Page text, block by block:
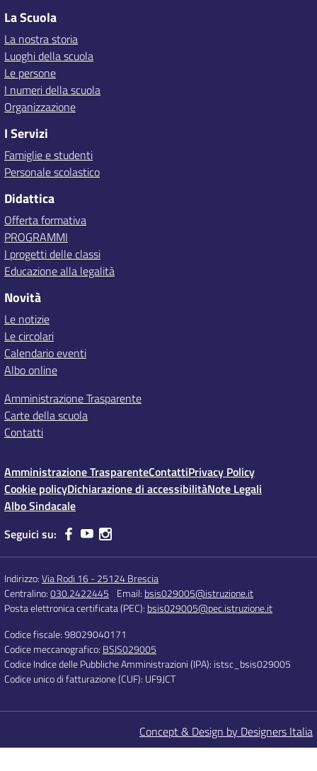
La Scuola
La nostra storia
Luoghi della scuola
Le persone
I numeri della scuola
Organizzazione
I Servizi
Famiglie e studenti
Personale scolastico
Didattica
Offerta formativa
PROGRAMMI
I progetti delle classi
Educazione alla legalità
Novità
Le notizie
Le circolari
Calendario eventi
Albo online
Amministrazione Trasparente
Carte della scuola
Contatti
Amministrazione TrasparenteContattiPrivacy Policy
Cookie policyDichiarazione di accessibilitàNote Legali
Albo Sindacale
Seguici su:
Indirizzo:Via Rodi 16 - 25124 Brescia
Centralino:030.2422445 Email: bsis029005@istruzione.it
Posta elettronica certificata (PEC): bsis029005@pec.istruzione.it
Codice fiscale: 98029040171
Codice meccanografico: BSIS029005
Codice Indice delle Pubbliche Amministrazioni (IPA): istsc_bsis029005
Codice unico di fatturazione (CUF): UF9JCT
Concept & Design by Designers Italia